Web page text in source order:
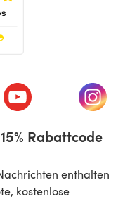
Tab)
einem neuen Tab)
(öffnet sich in einem
(öffnet
Rabattcode
enthalten
kostenlose